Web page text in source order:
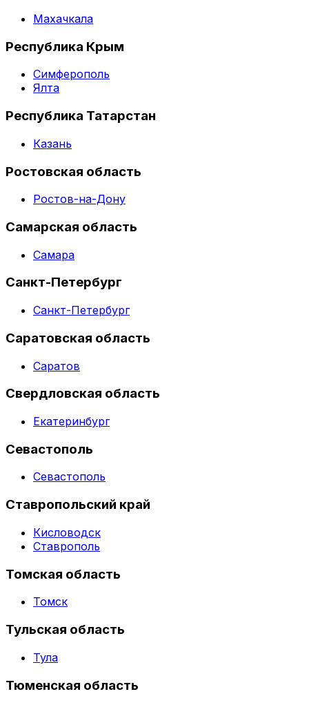
Махачкала
Республика Крым
Симферополь
Ялта
Республика Татарстан
Казань
Ростовская область
Ростов-на-Дону
Самарская область
Самара
Санкт-Петербург
Санкт-Петербург
Саратовская область
Саратов
Свердловская область
Екатеринбург
Севастополь
Севастополь
Ставропольский край
Кисловодск
Ставрополь
Томская область
Томск
Тульская область
Тула
Тюменская область